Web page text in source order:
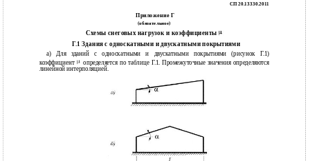
СП 20.13330.2011
Приложение Г
(обязательное)
Схемы снеговых нагрузок и коэффициенты
Г.1 Здания с односкатными и двускатными покрытиями
а) Для зданий с односкатными и двускатными покрытиями (рисунок Г.1)
коэффициент
определяется по таблице Г.1. Промежуточные значения определяются
линейной интерполяцией.